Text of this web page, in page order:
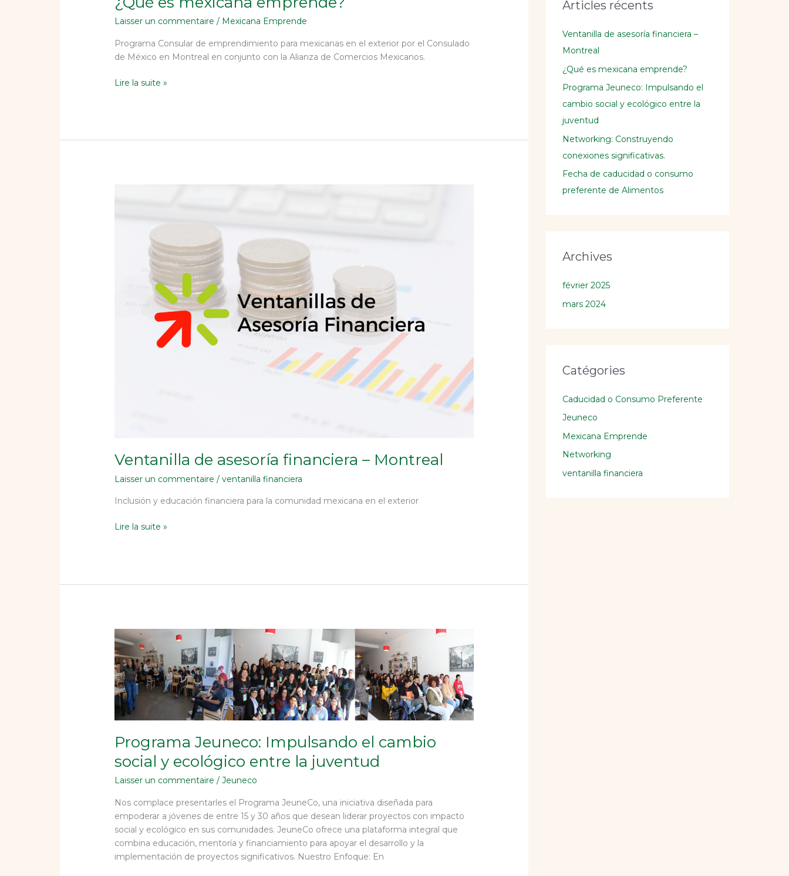
Laisser un commentaire / Mexicana Emprende
Programa Consular de emprendimiento para mexicanas en el exterior por el Consulado
de México en Montreal en conjunto con la Alianza de Comercios Mexicanos.
Lire la suite »
Ventanilla de asesoría financiera – Montreal
Laisser un commentaire /ventanilla financiera
Inclusión y educación financiera para la comunidad mexicana en el exterior
financiera
Montreal
Lire la suite »
Programa Jeuneco: Impulsando el cambio
social y ecológico entre la juventud
Laisser un commentaire /Jeuneco
Nos complace presentarles el Programa JeuneCo, una iniciativa diseñada para
empoderar a jóvenes de entre 15 y 30 años que desean liderar proyectos con impacto
social y ecológico en sus comunidades. JeuneCo ofrece una plataforma integral que
combina educación, mentoría y financiamiento para apoyar el desarrollo y la
implementación de proyectos significativos. Nuestro Enfoque: En
Programa
Jeuneco:
Impulsando
el
cambio
social
y
entre
la
juventud
c
h
e
r
:
Articles récents
Ventanilla de asesoría financiera –
Montreal
¿Qué es mexicana emprende?
Programa Jeuneco: Impulsando el
cambio social y ecológico entre la
juventud
Networking: Construyendo
conexiones significativas.
Fecha de caducidad o consumo
preferente de Alimentos
Archives
février 2025
mars 2024
Catégories
Caducidad o Consumo Preferente
Jeuneco
Mexicana Emprende
Networking
ventanilla financiera